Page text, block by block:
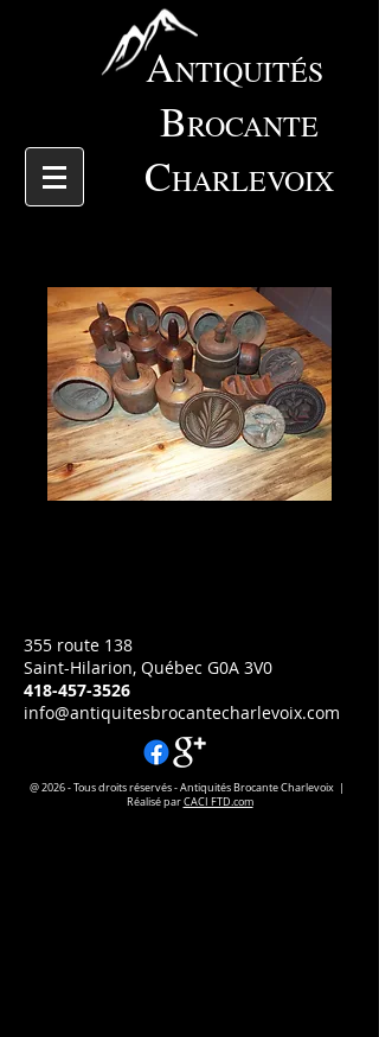
ANTIQUITÉS
BROCANTE
CHARLEVOIX
355 route 138
Saint-Hilarion, Québec G0A 3V0
418-457-3526
info@antiquitesbrocantecharlevoix.com
@ 2026 - Tous droits réservés - Antiquités Brocante Charlevoix |
Réalisé parCACI FTD.com